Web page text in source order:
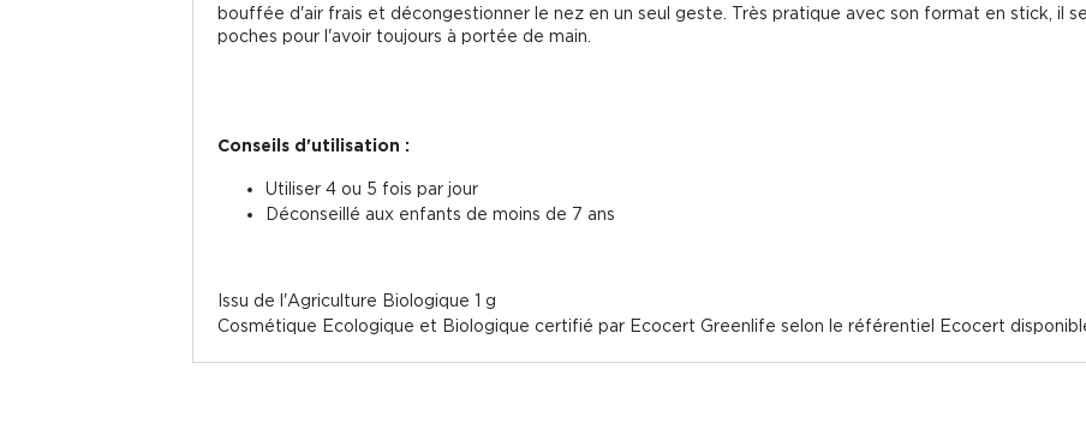
bouffée d'air frais et décongestionner le nez en un seul geste. Très pratique avec son format en stick, il
poches pour l'avoir toujours à portée de main.
Conseils d'utilisation :
Utiliser 4 ou 5 fois par jour
Déconseillé aux enfants de moins de 7 ans
Issu de l'Agriculture Biologique 1 g
Cosmétique Ecologique et Biologique certifié par Ecocert Greenlife selon le référentiel Ecocert